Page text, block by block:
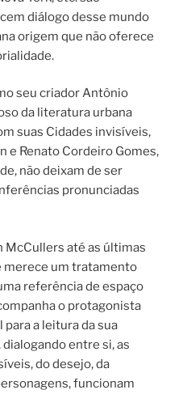
diálogo desse mundo
origem que não oferece
seu criador Antônio
da literatura urbana
suas Cidades invisíveis,
e Renato Cordeiro Gomes,
não deixam de ser
pronunciadas
McCullers até as últimas
merece um tratamento
referência de espaço
o protagonista
a leitura da sua
entre si, as
do desejo, da
funcionam